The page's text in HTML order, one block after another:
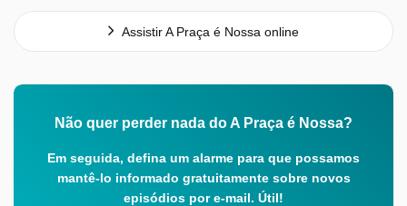
Assistir A Praça é Nossa online
Não quer perder nada do A Praça é Nossa?
Em seguida, defina um alarme para que possamos
mantê-lo informado gratuitamente sobre novos
episódios por e-mail. Útil!